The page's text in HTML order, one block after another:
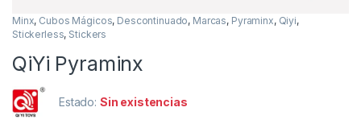
Minx, Cubos Mágicos, Descontinuado, Marcas, Pyraminx, Qiyi,
Stickerless, Stickers
QiYi Pyraminx
Estado: Sin existencias